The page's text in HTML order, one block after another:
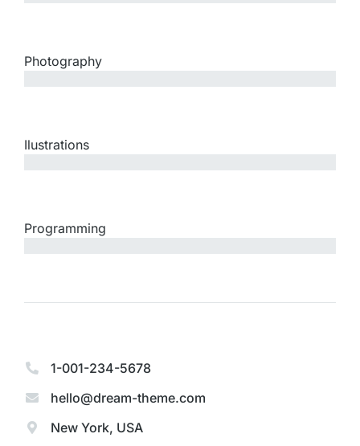
Photography
Ilustrations
Programming
1-001-234-5678
hello@dream-theme.com
New York, USA